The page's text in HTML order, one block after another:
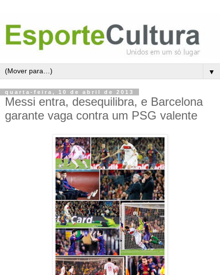
▼
quarta-feira, 10 de abril de 2013
Messi entra, desequilibra, e Barcelona
garante vaga contra um PSG valente